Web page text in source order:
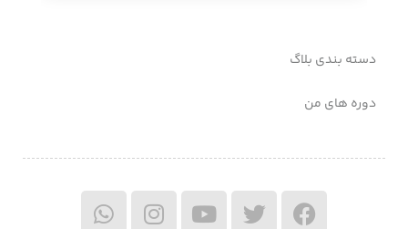
دسته بندی بلاگ
دوره های من